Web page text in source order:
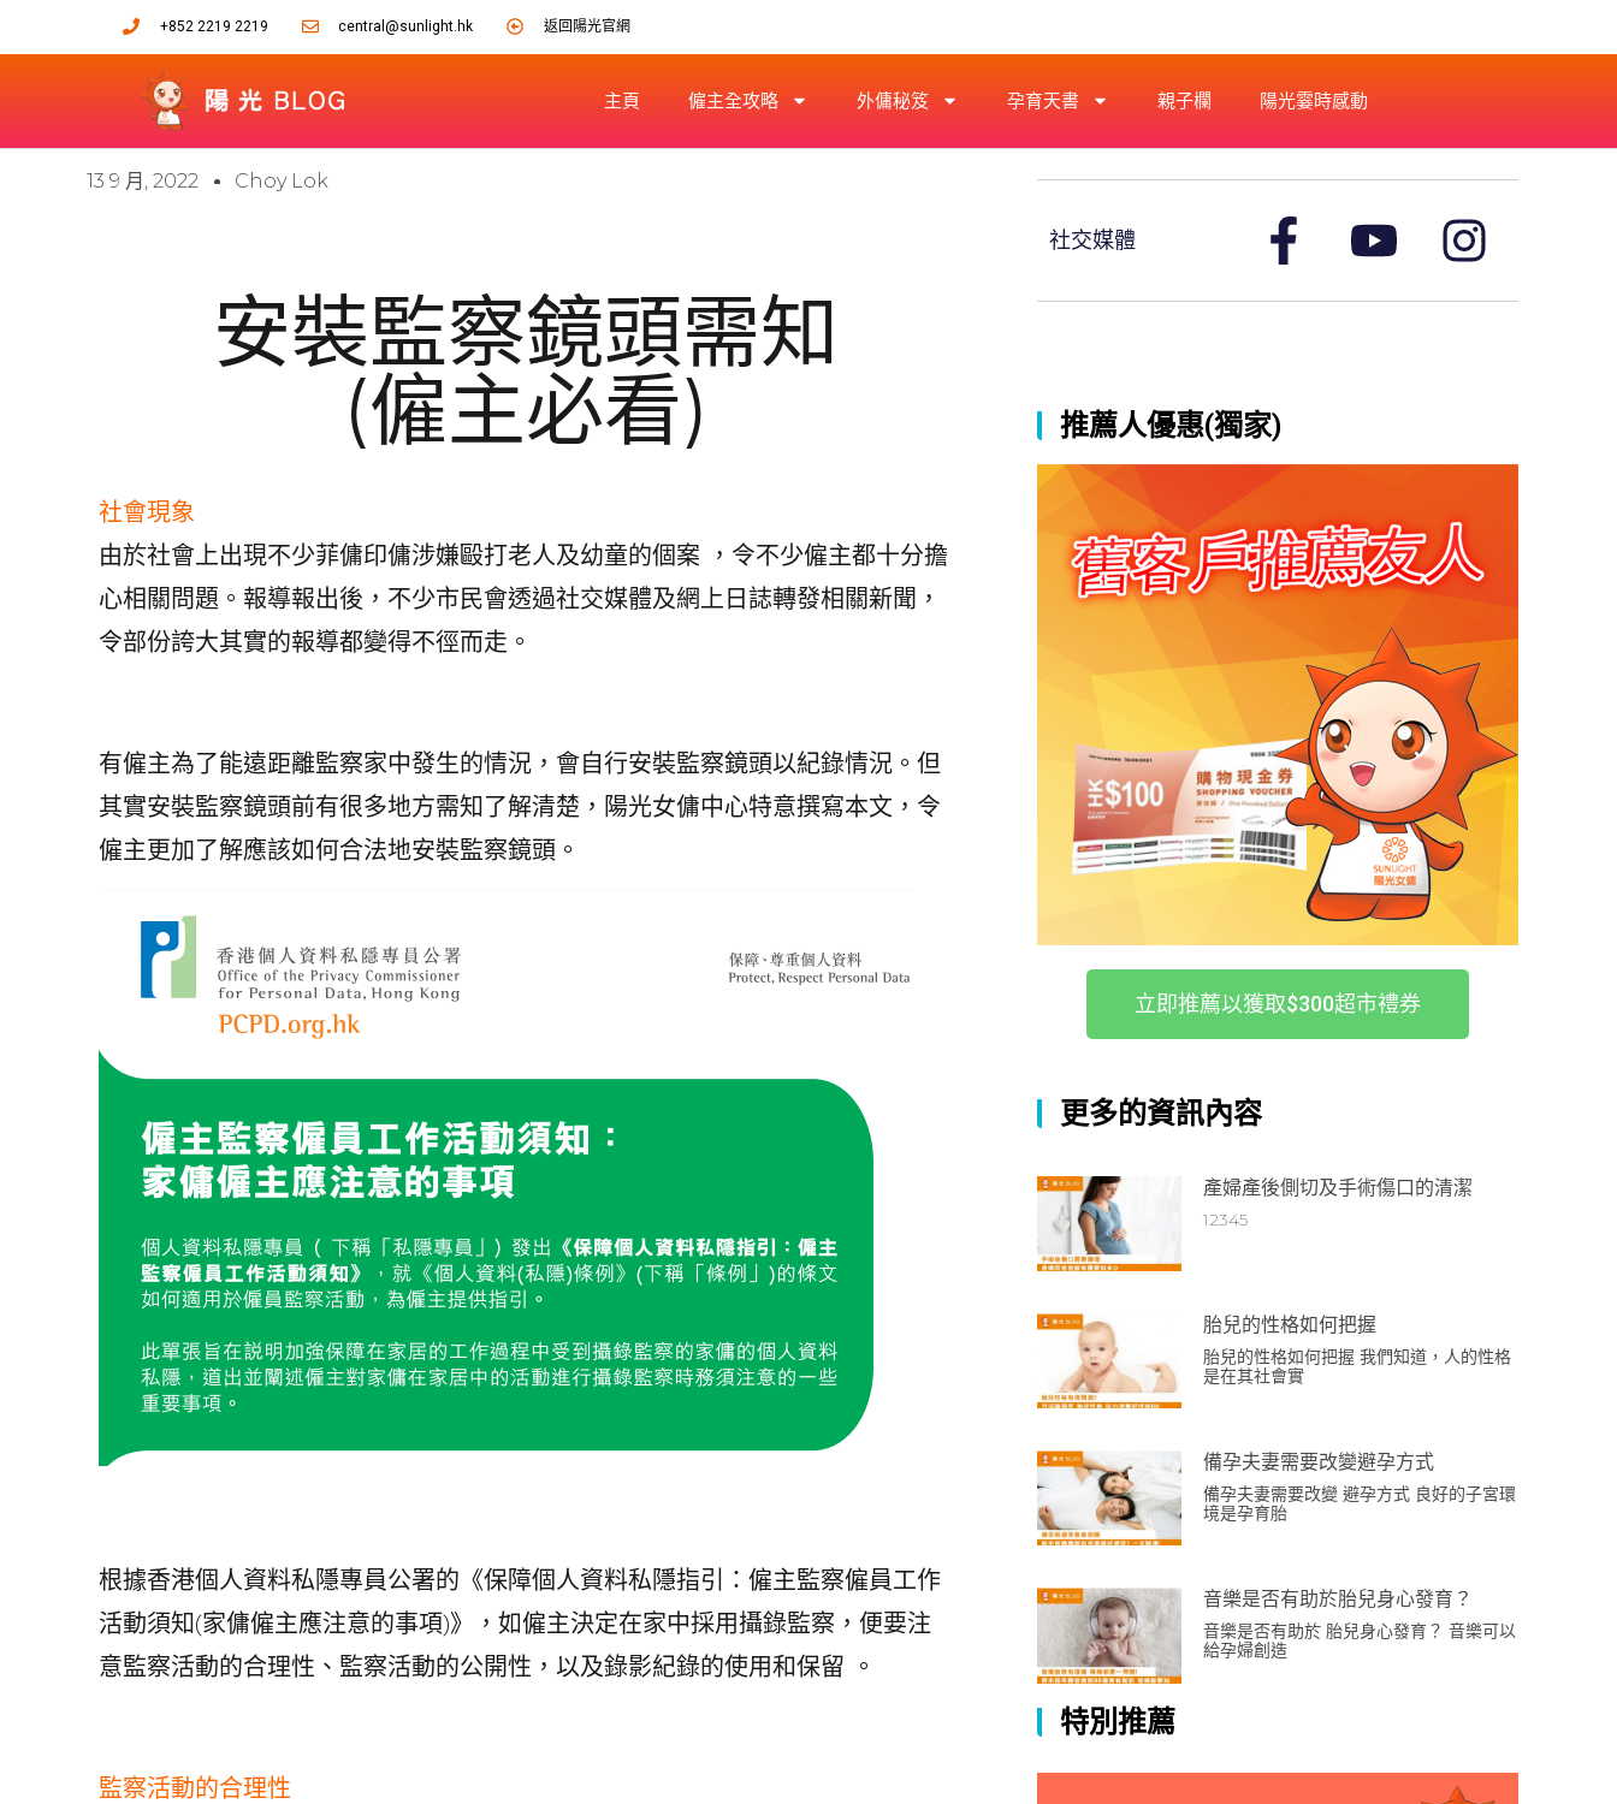
+852 2219 2219 central@sunlight.hk 返回陽光官網
主頁 僱主全攻略 外傭秘笈 孕育天書 親子欄 陽光霎時感動
13 9 月, 2022 Choy Lok
安裝監察鏡頭需知
(僱主必看)
社會現象
由於社會上出現不少菲傭印傭涉嫌毆打老人及幼童的個案 ，令不少僱主都十分擔
心相關問題。報導報出後，不少市民會透過社交媒體及網上日誌轉發相關新聞，
令部份誇大其實的報導都變得不徑而走。
有僱主為了能遠距離監察家中發生的情況，會自行安裝監察鏡頭以紀錄情況。但
其實安裝監察鏡頭前有很多地方需知了解清楚，陽光女傭中心特意撰寫本文，令
僱主更加了解應該如何合法地安裝監察鏡頭。
根據香港個人資料私隱專員公署的《保障個人資料私隱指引：僱主監察僱員工作
活動須知(家傭僱主應注意的事項)》，如僱主決定在家中採用攝錄監察，便要注
意監察活動的合理性、監察活動的公開性，以及錄影紀錄的使用和保留 。
監察活動的合理性
社交媒體
推薦人優惠(獨家)
立即推薦以獲取$300超市禮券
更多的資訊內容
產婦產後側切及手術傷口的清潔
12345
胎兒的性格如何把握
胎兒的性格如何把握 我們知道，人的性格
是在其社會實
備孕夫妻需要改變避孕方式
備孕夫妻需要改變 避孕方式 良好的子宮環
境是孕育胎
音樂是否有助於胎兒身心發育？
音樂是否有助於 胎兒身心發育？ 音樂可以
給孕婦創造
特別推薦